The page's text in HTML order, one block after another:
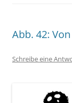
Abb. 42:
Schreibe eine